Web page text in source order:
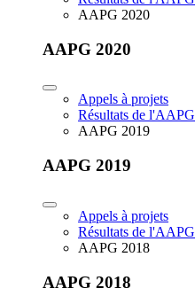
AAPG 2020
AAPG 2020
Appels à projets
Résultats de l'AAPG
AAPG 2019
AAPG 2019
Appels à projets
Résultats de l'AAPG
AAPG 2018
AAPG 2018